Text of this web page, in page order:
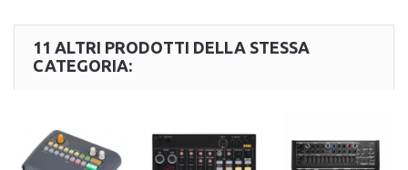
11 ALTRI PRODOTTI DELLA STESSA
CATEGORIA: